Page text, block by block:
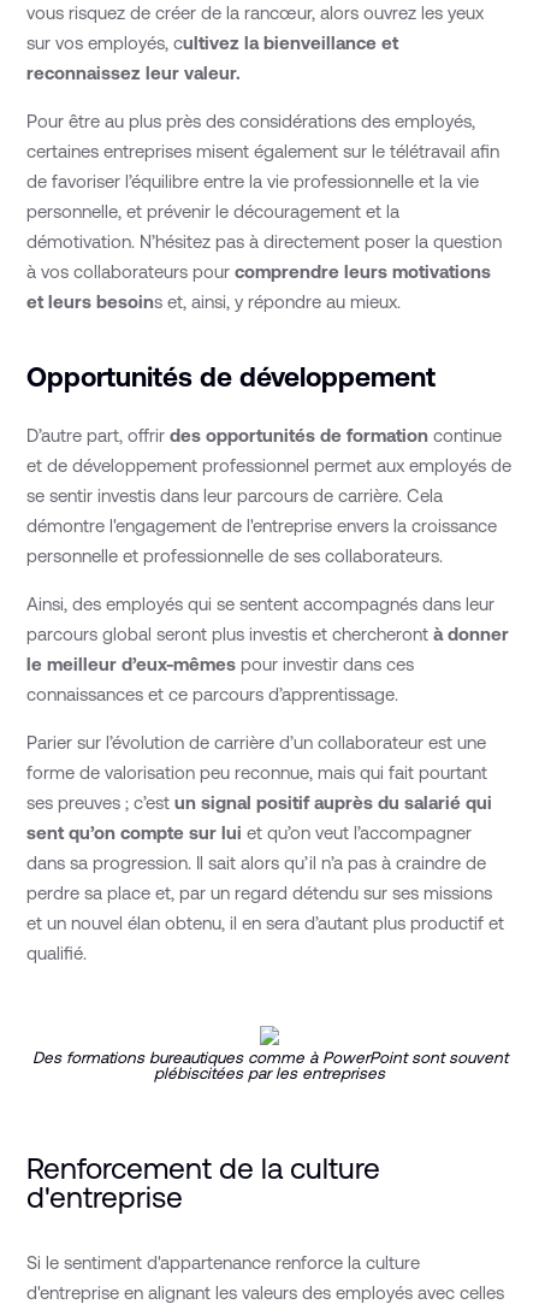
vous risquez de créer de la rancœur, alors ouvrez les yeux
sur vos employés, cultivez la bienveillance et
reconnaissez leur valeur.
Pour être au plus près des considérations des employés,
certaines entreprises misent également sur le télétravail afin
de favoriser l’équilibre entre la vie professionnelle et la vie
personnelle, et prévenir le découragement et la
démotivation. N’hésitez pas à directement poser la question
à vos collaborateurs pourcomprendre leurs motivations
et leurs besoins et, ainsi, y répondre au mieux.
Opportunités de développement
D’autre part, offrirdes opportunités de formationcontinue
et de développement professionnel permet aux employés de
se sentir investis dans leur parcours de carrière. Cela
démontre l'engagement de l'entreprise envers la croissance
personnelle et professionnelle de ses collaborateurs.
Ainsi, des employés qui se sentent accompagnés dans leur
parcours global seront plus investis et chercheront à donner
le meilleur d’eux-mêmes pour investir dans ces
connaissances et ce parcours d’apprentissage.
Parier sur l’évolution de carrière d’un collaborateur est une
forme de valorisation peu reconnue, mais qui fait pourtant
ses preuves ; c’est un signal positif auprès du salarié qui
sent qu’on compte sur lui et qu’on veut l’accompagner
dans sa progression. Il sait alors qu’il n’a pas à craindre de
perdre sa place et, par un regard détendu sur ses missions
et un nouvel élan obtenu, il en sera d’autant plus productif et
qualifié.
Des formations bureautiques comme à PowerPoint sont souvent
plébiscitées par les entreprises
Renforcement de la culture
d'entreprise
Si le sentiment d'appartenance renforce la culture
d'entreprise en alignant les valeurs des employés avec celles